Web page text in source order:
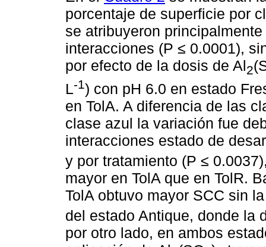
porcentaje de superficie por
se atribuyeron
interacciones (P ≤ 0.0001),
por efecto de la dosis de Al2
L-1) con pH 6.0 en estado
en TolA. A diferencia de las
clase azul la variación fue
interacciones estado de
y por tratamiento (P ≤
mayor en TolA que en TolR.
TolA obtuvo mayor SCC sin
del estado Antique, donde la
por otro lado, en ambos